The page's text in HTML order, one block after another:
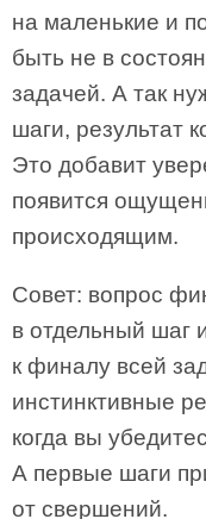
на маленькие и
быть не в
задачей. А так
шаги, результат
Это добавит
появится
происходящим.
Совет: вопрос
в отдельный шаг
к финалу всей
инстинктивные
когда вы
А первые шаги
от свершений.